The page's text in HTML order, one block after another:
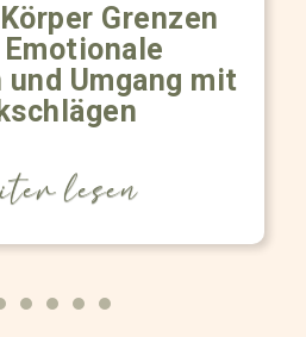
Grenzen
Umgang mit
lesen